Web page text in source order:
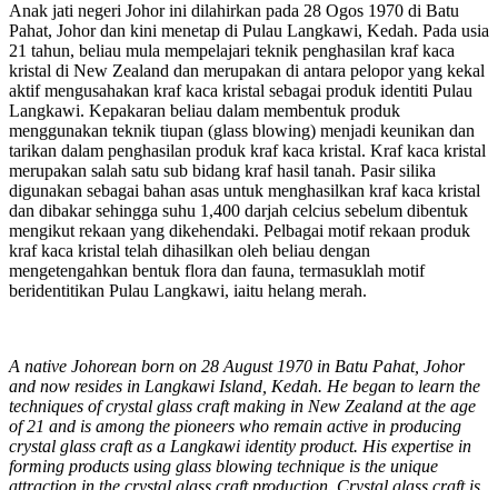
Anak jati negeri Johor ini dilahirkan pada 28 Ogos 1970 di Batu
Pahat, Johor dan kini menetap di Pulau Langkawi, Kedah. Pada usia
21 tahun, beliau mula mempelajari teknik penghasilan kraf kaca
kristal di New Zealand dan merupakan di antara pelopor yang kekal
aktif mengusahakan kraf kaca kristal sebagai produk identiti Pulau
Langkawi. Kepakaran beliau dalam membentuk produk
menggunakan teknik tiupan (glass blowing) menjadi keunikan dan
tarikan dalam penghasilan produk kraf kaca kristal. Kraf kaca kristal
merupakan salah satu sub bidang kraf hasil tanah. Pasir silika
digunakan sebagai bahan asas untuk menghasilkan kraf kaca kristal
dan dibakar sehingga suhu 1,400 darjah celcius sebelum dibentuk
mengikut rekaan yang dikehendaki. Pelbagai motif rekaan produk
kraf kaca kristal telah dihasilkan oleh beliau dengan
mengetengahkan bentuk flora dan fauna, termasuklah motif
beridentitikan Pulau Langkawi, iaitu helang merah.
A native Johorean born on 28 August 1970 in Batu Pahat, Johor
and now resides in Langkawi Island, Kedah. He began to learn the
techniques of crystal glass craft making in New Zealand at the age
of 21 and is among the pioneers who remain active in producing
crystal glass craft as a Langkawi identity product. His expertise in
forming products using glass blowing technique is the unique